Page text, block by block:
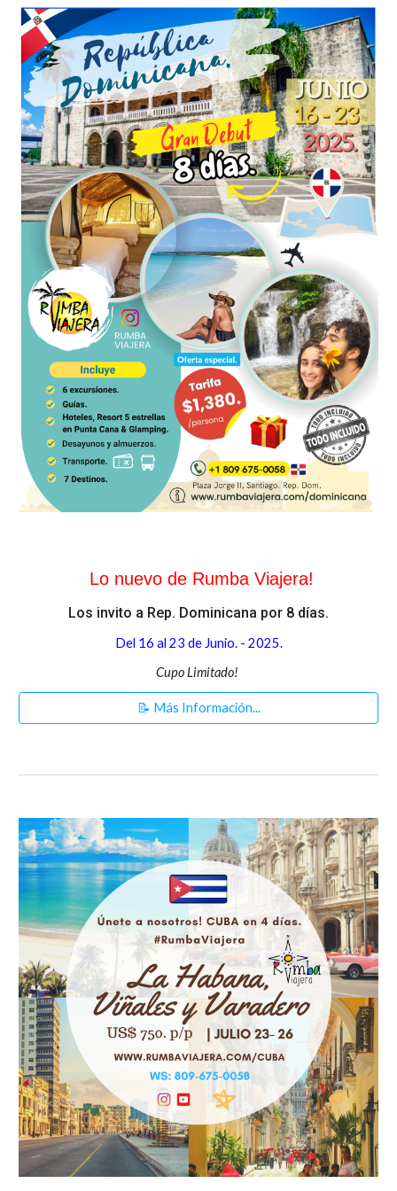
Lo nuevo deRumba Viajera!
Los invito a Rep. Dominicana por 8 días.
Del 16 al 23 de Junio. - 2025.
Cupo Limitado!
📝 Más Información...